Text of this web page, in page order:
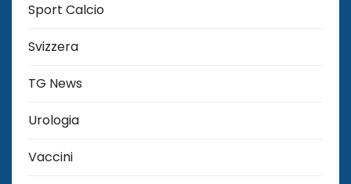
Sport Calcio
Svizzera
TG News
Urologia
Vaccini